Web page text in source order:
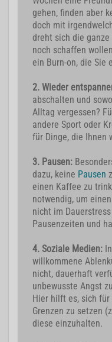
gehen, finden aber
doch mit
dreht sich die ganze
noch schaffen
ein Burn-on, die Sie
2. Wieder
abschalten und
Alltag vergessen?
andere Sport oder
für Dinge, die Ihnen
3. Pausen:
dazu, keine Pausen
einen Kaffee zu
notwendig, um
nicht im
Pausenzeiten und
4. Soziale Medien:
willkommene
nicht, dauerhaft
unbewusste Angst
Hier hilft es, sich für
Grenzen zu setzen
diese einzuhalten.